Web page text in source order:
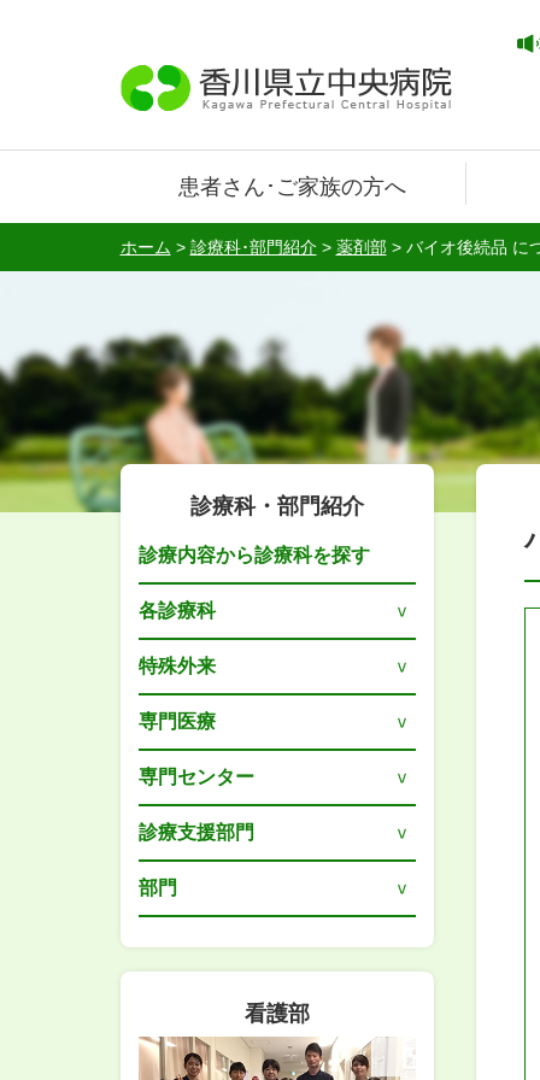
患者さん･ご家族の方へ
ホーム > 診療科･部門紹介> 薬剤部> バイオ後続品 に
診療科・部門紹介
診療内容から診療科を探す
各診療科
特殊外来
専門医療
専門センター
診療支援部門
部門
看護部